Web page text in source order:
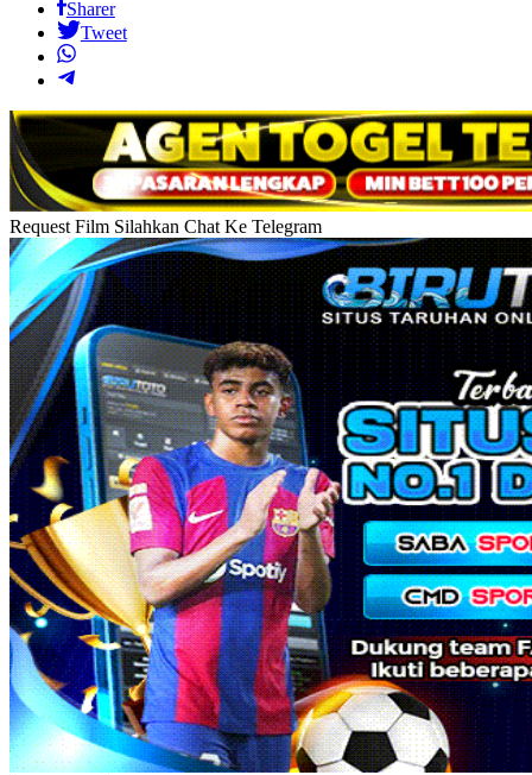
Sharer
Tweet
Request Film Silahkan Chat Ke Telegram